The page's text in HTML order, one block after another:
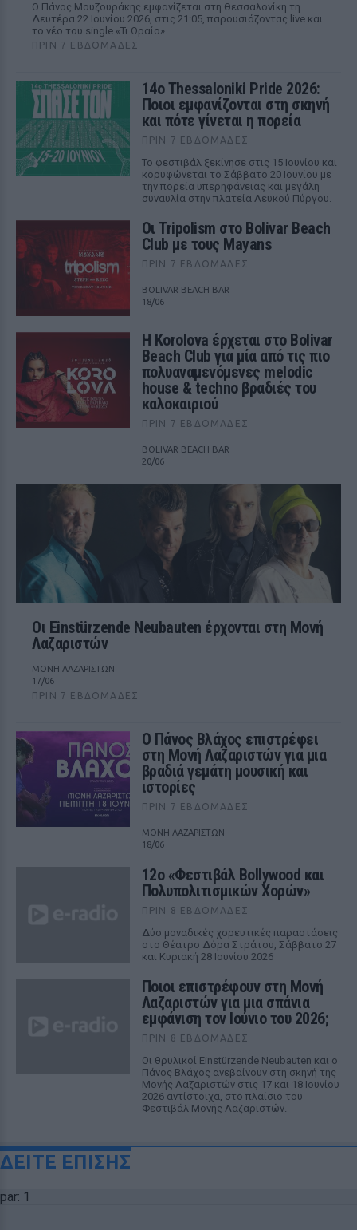
Ο Πάνος Μουζουράκης εμφανίζεται στη Θεσσαλονίκη τη
Δευτέρα 22 Ιουνίου 2026, στις 21:05, παρουσιάζοντας live και
το νέο του single «Τι Ωραίο».
ΠΡΙΝ 7 ΕΒΔΟΜΆΔΕΣ
14ο Thessaloniki Pride 2026:
Ποιοι εμφανίζονται στη σκηνή
και πότε γίνεται η πορεία
ΠΡΙΝ 7 ΕΒΔΟΜΆΔΕΣ
Το φεστιβάλ ξεκίνησε στις 15 Ιουνίου και
κορυφώνεται το Σάββατο 20 Ιουνίου με
την πορεία υπερηφάνειας και μεγάλη
συναυλία στην πλατεία Λευκού Πύργου.
Οι Tripolism στο Bolivar Beach
Club με τους Mayans
ΠΡΙΝ 7 ΕΒΔΟΜΆΔΕΣ
BOLIVAR BEACH BAR
18/06
Η Korolova έρχεται στο Bolivar
Beach Club για μία από τις πιο
πολυαναμενόμενες melodic
house & techno βραδιές του
καλοκαιριού
ΠΡΙΝ 7 ΕΒΔΟΜΆΔΕΣ
BOLIVAR BEACH BAR
20/06
Οι Einstürzende Neubauten έρχονται στη Μονή
Λαζαριστών
ΜΟΝΗ ΛΑΖΑΡΙΣΤΩΝ
17/06
ΠΡΙΝ 7 ΕΒΔΟΜΆΔΕΣ
Ο Πάνος Βλάχος επιστρέφει
στη Μονή Λαζαριστών για μια
βραδιά γεμάτη μουσική και
ιστορίες
ΠΡΙΝ 7 ΕΒΔΟΜΆΔΕΣ
ΜΟΝΗ ΛΑΖΑΡΙΣΤΩΝ
18/06
12ο «Φεστιβάλ Bollywood και
Πολυπολιτισμικών Χορών»
ΠΡΙΝ 8 ΕΒΔΟΜΆΔΕΣ
Δύο μοναδικές χορευτικές παραστάσεις
στο Θέατρο Δόρα Στράτου, Σάββατο 27
και Κυριακή 28 Ιουνίου 2026
Ποιοι επιστρέφουν στη Μονή
Λαζαριστών για μια σπάνια
εμφάνιση τον Ιούνιο του 2026;
ΠΡΙΝ 8 ΕΒΔΟΜΆΔΕΣ
Οι θρυλικοί Einstürzende Neubauten και ο
Πάνος Βλάχος ανεβαίνουν στη σκηνή της
Μονής Λαζαριστών στις 17 και 18 Ιουνίου
2026 αντίστοιχα, στο πλαίσιο του
Φεστιβάλ Μονής Λαζαριστών.
ΔΕΙΤΕ ΕΠΙΣΗΣ
par: 1